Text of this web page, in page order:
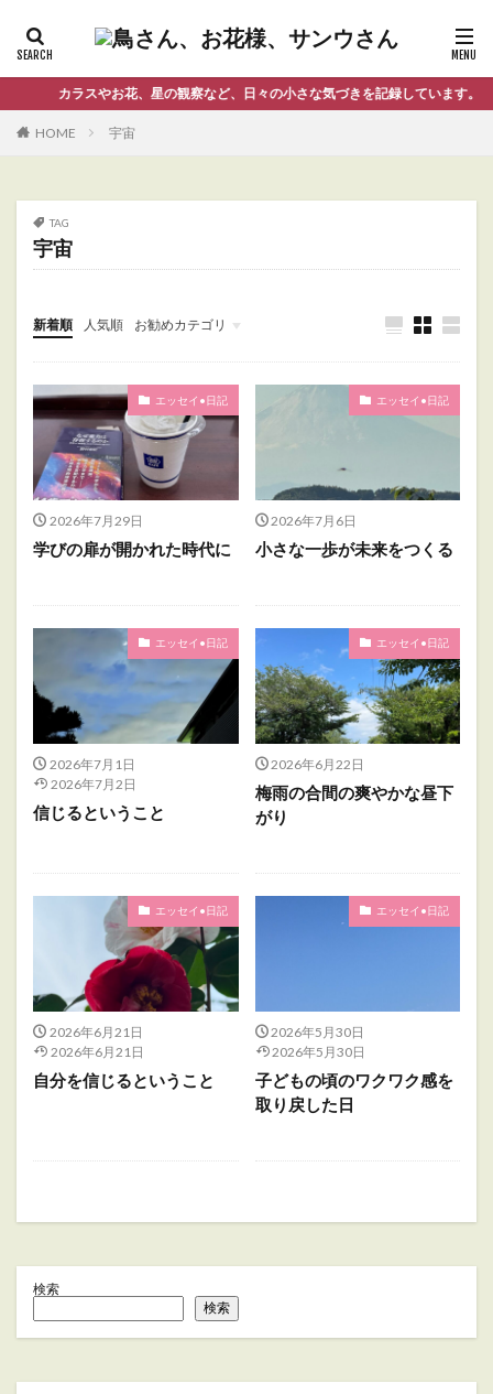
カラスやお花、星の観察など、日々の小さな気づきを記録しています。
HOME 宇宙
TAG
宇宙
新着順 人気順 お勧めカテゴリ
Uncategorized
エッセイ•日記
2026年7月29日
学びの扉が開かれた時代に
エッセイ•日記
2026年7月6日
小さな一歩が未来をつくる
エッセイ•日記
2026年7月1日
2026年7月2日
信じるということ
エッセイ•日記
2026年6月22日
梅雨の合間の爽やかな昼下
がり
エッセイ•日記
2026年6月21日
2026年6月21日
自分を信じるということ
エッセイ•日記
2026年5月30日
2026年5月30日
子どもの頃のワクワク感を
取り戻した日
検索
検索